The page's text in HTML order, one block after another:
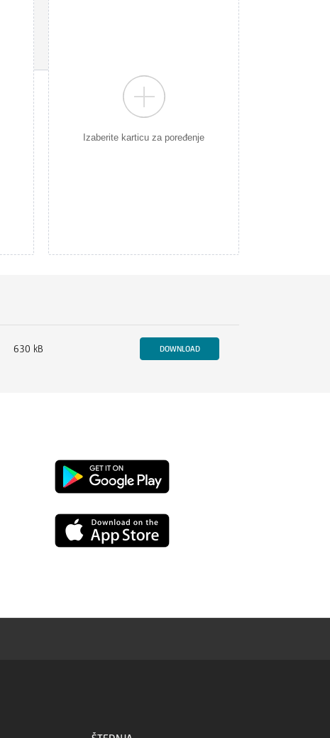
Izaberite karticu za poređenje
630 kB DOWNLOAD
Google
Play
App